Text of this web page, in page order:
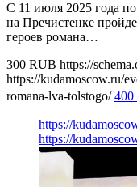
С 11 июля 2025 года по
на Пречистенке
героев романа…
300 RUB https://
https://kudamoscow.ru/
romana-lva-tolstogo/ 400
https://
https://